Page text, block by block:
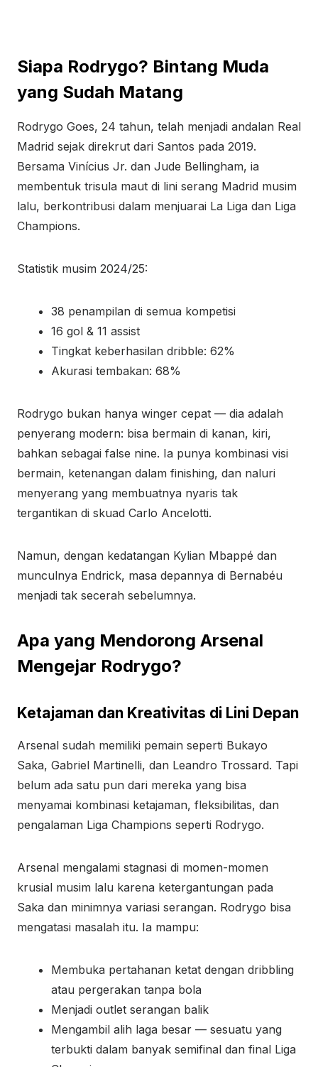
Siapa Rodrygo? Bintang Muda
yang Sudah Matang
Rodrygo Goes, 24 tahun, telah menjadi andalan Real
Madrid sejak direkrut dari Santos pada 2019.
Bersama Vinícius Jr. dan Jude Bellingham, ia
membentuk trisula maut di lini serang Madrid musim
lalu, berkontribusi dalam menjuarai La Liga dan Liga
Champions.
Statistik musim 2024/25:
38 penampilan di semua kompetisi
16 gol & 11 assist
Tingkat keberhasilan dribble: 62%
Akurasi tembakan: 68%
Rodrygo bukan hanya winger cepat — dia adalah
penyerang modern: bisa bermain di kanan, kiri,
bahkan sebagai false nine. Ia punya kombinasi visi
bermain, ketenangan dalam finishing, dan naluri
menyerang yang membuatnya nyaris tak
tergantikan di skuad Carlo Ancelotti.
Namun, dengan kedatangan Kylian Mbappé dan
munculnya Endrick, masa depannya di Bernabéu
menjadi tak secerah sebelumnya.
Apa yang Mendorong Arsenal
Mengejar Rodrygo?
Ketajaman dan Kreativitas di Lini Depan
Arsenal sudah memiliki pemain seperti Bukayo
Saka, Gabriel Martinelli, dan Leandro Trossard. Tapi
belum ada satu pun dari mereka yang bisa
menyamai kombinasi ketajaman, fleksibilitas, dan
pengalaman Liga Champions seperti Rodrygo.
Arsenal mengalami stagnasi di momen-momen
krusial musim lalu karena ketergantungan pada
Saka dan minimnya variasi serangan. Rodrygo bisa
mengatasi masalah itu. Ia mampu:
Membuka pertahanan ketat dengan dribbling
atau pergerakan tanpa bola
Menjadi outlet serangan balik
Mengambil alih laga besar — sesuatu yang
terbukti dalam banyak semifinal dan final Liga